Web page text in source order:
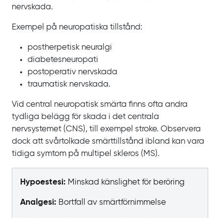
nervskada.
Exempel på neuropatiska tillstånd:
postherpetisk neuralgi
diabetesneuropati
postoperativ nervskada
traumatisk nervskada.
Vid central neuropatisk smärta finns ofta andra
tydliga belägg för skada i det centrala
nervsystemet (CNS), till exempel stroke. Observera
dock att svårtolkade smärttillstånd ibland kan vara
tidiga symtom på multipel skleros (MS).
Hypoestesi: Minskad känslighet för beröring
Analgesi: Bortfall av smärtförnimmelse